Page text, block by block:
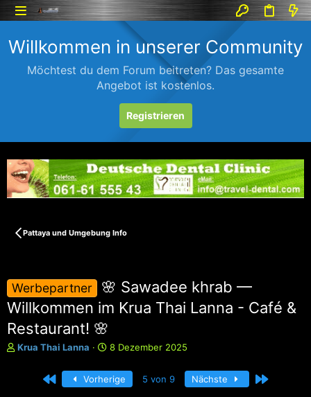
Willkommen in unserer Community
Möchtest du dem Forum beitreten? Das gesamte
Angebot ist kostenlos.
Registrieren
Pattaya und Umgebung Info
Werbepartner
🌸 Sawadee khrab —
Willkommen im Krua Thai Lanna - Café &
Restaurant! 🌸
E
Krua Thai Lanna
E
s
t
8 Dezember 2025
Erste Vorherige 5 von 9 Nächste Letzte